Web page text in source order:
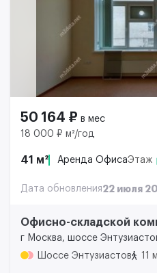
50 164 ₽ в мес
18 000 ₽ м²/год
41 м² Аренда ОфисаЭтаж
Дата обновления22 июля
Офисно-складской
г Москва, шоссе
Шоссе Энтузиастов
11